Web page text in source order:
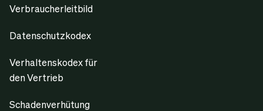
Verbraucherleitbild
Datenschutzkodex
Verhaltenskodex für
den Vertrieb
Schadenverhütung